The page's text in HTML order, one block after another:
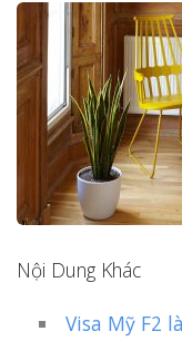
Nội Dung Khác
Visa Mỹ F2